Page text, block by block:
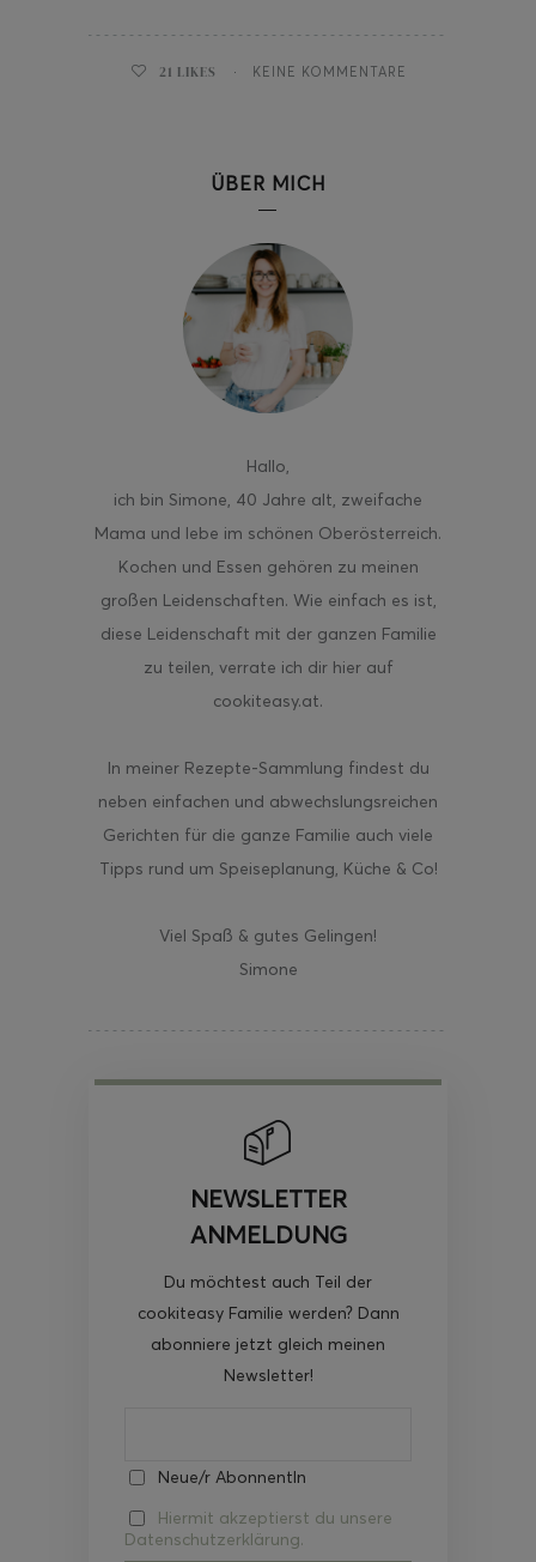
21 LIKES KEINE KOMMENTARE
ÜBER MICH
Hallo,
ich bin Simone, 40 Jahre alt, zweifache
Mama und lebe im schönen Oberösterreich.
Kochen und Essen gehören zu meinen
großen Leidenschaften. Wie einfach es ist,
diese Leidenschaft mit der ganzen Familie
zu teilen, verrate ich dir hier auf
cookiteasy.at.
In meiner Rezepte-Sammlung findest du
neben einfachen und abwechslungsreichen
Gerichten für die ganze Familie auch viele
Tipps rund um Speiseplanung, Küche & Co!
Viel Spaß & gutes Gelingen!
Simone
NEWSLETTER
ANMELDUNG
Du möchtest auch Teil der
cookiteasy Familie werden? Dann
abonniere jetzt gleich meinen
Newsletter!
Neue/r AbonnentIn
Hiermit akzeptierst du unsere
Datenschutzerklärung.